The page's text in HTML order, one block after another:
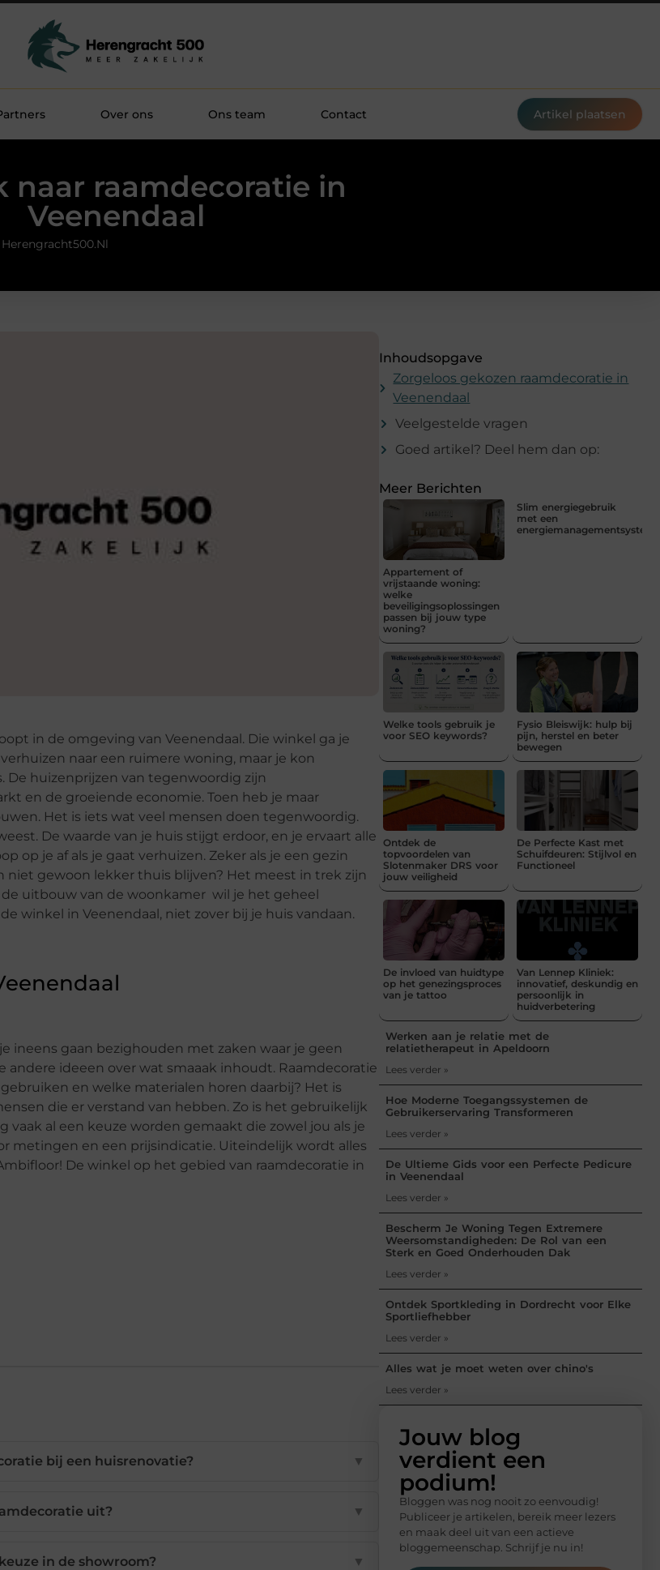
Over ons Ons team Contact Artikel plaatsen
naar raamdecoratie in
Veenendaal
in de omgeving van Veenendaal. Die winkel ga je
naar een ruimere woning, maar je kon
De huizenprijzen van tegenwoordig zijn
en de groeiende economie. Toen heb je maar
Het is iets wat veel mensen doen tegenwoordig.
De waarde van je huis stijgt erdoor, en je ervaart alle
op je af als je gaat verhuizen. Zeker als je een gezin
niet gewoon lekker thuis blijven? Het meest in trek zijn
uitbouw van de woonkamer wil je het geheel
winkel in Veenendaal, niet zover bij je huis vandaan.
ineens gaan bezighouden met zaken waar je geen
ideeen over wat smaaak inhoudt. Raamdecoratie
en welke materialen horen daarbij? Het is
die er verstand van hebben. Zo is het gebruikelijk
al een keuze worden gemaakt die zowel jou als je
metingen en een prijsindicatie. Uiteindelijk wordt alles
De winkel op het gebied van raamdecoratie in
bij een huisrenovatie? ▼
uit? ▼
in de showroom? ▼
Inhoudsopgave
Zorgeloos gekozen raamdecoratie in
Veenendaal
Veelgestelde vragen
Goed artikel? Deel hem dan op:
Meer Berichten
Appartement of
vrijstaande woning:
welke
beveiligingsoplossingen
passen bij jouw type
woning?
Slim energiegebruik
met een
Welke tools gebruik je
voor SEO keywords?
Fysio Bleiswijk: hulp bij
pijn, herstel en beter
bewegen
Ontdek de
topvoordelen van
Slotenmaker DRS voor
jouw veiligheid
De Perfecte Kast met
Schuifdeuren: Stijlvol en
Functioneel
De invloed van huidtype
op het genezingsproces
van je tattoo
Van Lennep Kliniek:
innovatief, deskundig en
persoonlijk in
huidverbetering
Werken aan je relatie met de
relatietherapeut in Apeldoorn
Lees verder »
Hoe Moderne Toegangssystemen de
Gebruikerservaring Transformeren
Lees verder »
De Ultieme Gids voor een Perfecte Pedicure
in Veenendaal
Lees verder »
Bescherm Je Woning Tegen Extremere
Weersomstandigheden: De Rol van een
Sterk en Goed Onderhouden Dak
Lees verder »
Ontdek Sportkleding in Dordrecht voor Elke
Sportliefhebber
Lees verder »
Alles wat je moet weten over chino's
Lees verder »
Jouw blog
verdient een
podium!
Bloggen was nog nooit zo eenvoudig!
Publiceer je artikelen, bereik meer lezers
en maak deel uit van een actieve
bloggemeenschap. Schrijf je nu in!